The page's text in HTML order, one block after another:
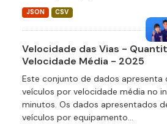
JSON CSV
Velocidade das Vias -
Velocidade Média - 2025
Este conjunto de dados apresenta
veículos por velocidade média no
minutos. Os dados apresentados
veículos por equipamento...